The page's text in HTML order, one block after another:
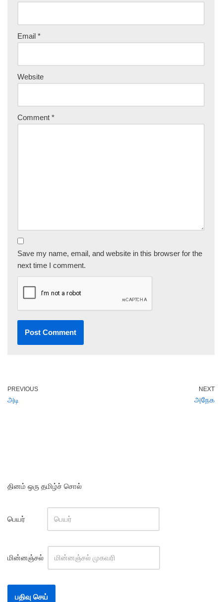
Email *
Website
Comment *
Save my name, email, and website in this browser for the
next time I comment.
PREVIOUS
அடி
NEXT
அநேக
தினம் ஒரு தமிழ்ச் சொல்
பெயர்
மின்னஞ்சல்